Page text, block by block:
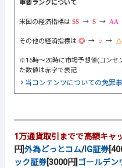
重要ランクについて
米国の経済指標は → →
その他の経済指標は → →
※15時～20時に市場予想値(コンセ
た数値は赤字で表記
当コンテンツについての免罪
1万通貨取引までで高額キャ
円]外為どっとコム/IG証券
ック証券[3000円] ゴールデン